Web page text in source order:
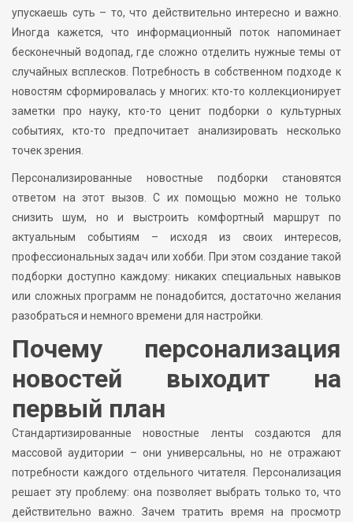
упускаешь суть – то, что действительно интересно и важно.
Иногда кажется, что информационный поток напоминает
бесконечный водопад, где сложно отделить нужные темы от
случайных всплесков. Потребность в собственном подходе к
новостям сформировалась у многих: кто-то коллекционирует
заметки про науку, кто-то ценит подборки о культурных
событиях, кто-то предпочитает анализировать несколько
точек зрения.
Персонализированные новостные подборки становятся
ответом на этот вызов. С их помощью можно не только
снизить шум, но и выстроить комфортный маршрут по
актуальным событиям – исходя из своих интересов,
профессиональных задач или хобби. При этом создание такой
подборки доступно каждому: никаких специальных навыков
или сложных программ не понадобится, достаточно желания
разобраться и немного времени для настройки.
Почему персонализация
новостей выходит на
первый план
Стандартизированные новостные ленты создаются для
массовой аудитории – они универсальны, но не отражают
потребности каждого отдельного читателя. Персонализация
решает эту проблему: она позволяет выбрать только то, что
действительно важно. Зачем тратить время на просмотр